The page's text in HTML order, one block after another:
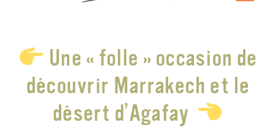
Une « folle » occasion de
découvrir Marrakech et le
désert d’Agafay